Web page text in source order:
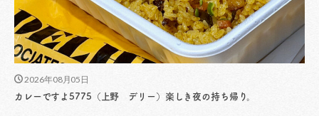
2026年08月05日
カレーですよ5775（上野 デリー）楽しき夜の持ち帰り。